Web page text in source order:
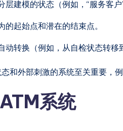
层建模的状态（例如，“服务客户
的起始点和潜在的结束点。
动转换（例如，从自检状态转移
和外部刺激的系统至关重要，例
系统